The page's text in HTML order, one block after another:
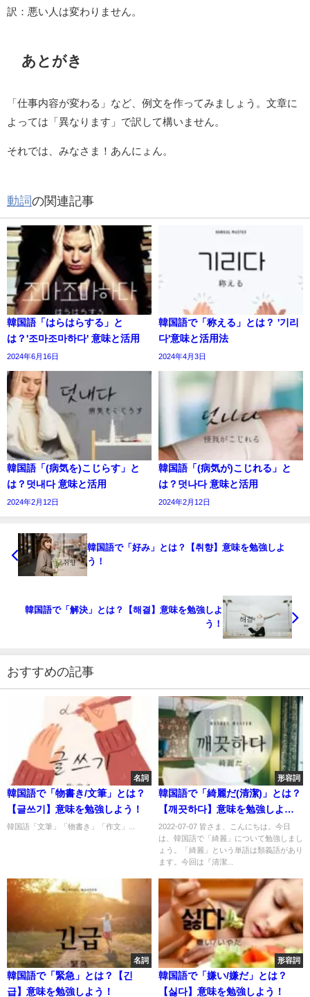
訳：悪い人は変わりません。
あとがき
「仕事内容が変わる」など、例文を作ってみましょう。文章に
よっては「異なります」で訳して構いません。
それでは、みなさま！あんにょん。
動詞の関連記事
韓国語「はらはらする」と
は？'조마조마하다' 意味と活用
2024年6月16日
韓国語で「称える」とは？ '기리
다'意味と活用法
2024年4月3日
韓国語「(病気を)こじらす」と
は？덧내다 意味と活用
2024年2月12日
韓国語「(病気が)こじれる」と
は？덧나다 意味と活用
2024年2月12日
韓国語で「好み」とは？【취향】意味を勉強しよ
う！
韓国語で「解決」とは？【해결】意味を勉強しよ
う！
おすすめの記事
名詞
韓国語で「物書き/文筆」とは？
【글쓰기】意味を勉強しよう！
韓国語「文筆」「物書き」「作文」...
形容詞
韓国語で「綺麗だ(清潔)」とは？
【깨끗하다】意味を勉強しよ
う！
2022-07-07 皆さま、こんにちは。今日
は、韓国語で「綺麗」について勉強しまし
ょう。「綺麗」という単語は類義語があり
ます。今回は『清潔...
名詞
韓国語で「緊急」とは？【긴
급】意味を勉強しよう！
形容詞
韓国語で「嫌い/嫌だ」とは？
【싫다】意味を勉強しよう！